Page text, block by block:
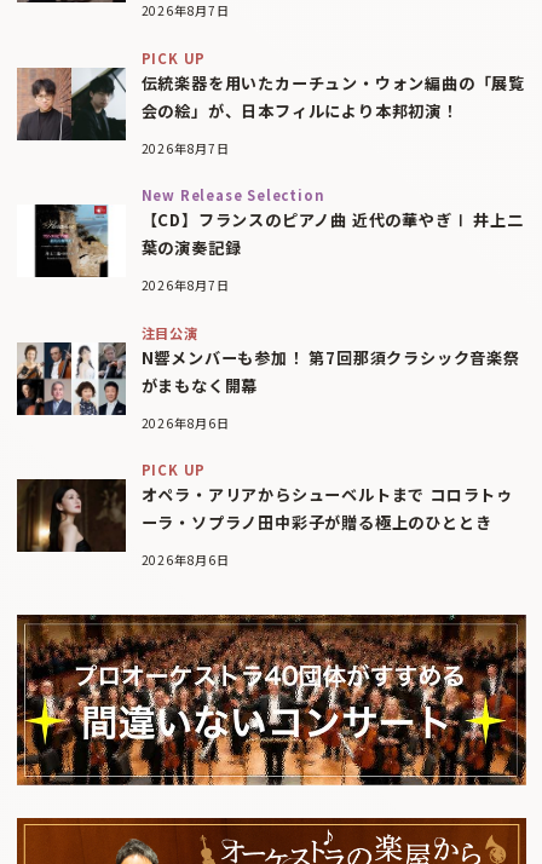
2026年8月7日
PICK UP
伝統楽器を用いたカーチュン・ウォン編曲の「展覧
会の絵」が、日本フィルにより本邦初演！
2026年8月7日
New Release Selection
【CD】フランスのピアノ曲 近代の華やぎⅠ 井上二
葉の演奏記録
2026年8月7日
注目公演
N響メンバーも参加！ 第7回那須クラシック音楽祭
がまもなく開幕
2026年8月6日
PICK UP
オペラ・アリアからシューベルトまで コロラトゥ
ーラ・ソプラノ田中彩子が贈る極上のひととき
2026年8月6日